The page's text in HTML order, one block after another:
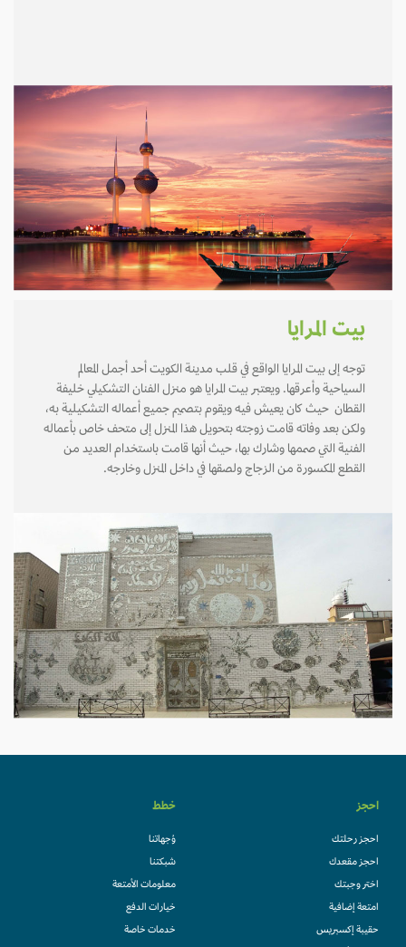
بيت المرايا
توجه إلى بيت المرايا الواقع في قلب مدينة الكويت أحد أجمل المعالم
السياحية وأعرقها. ويعتبر بيت المرايا هو منزل الفنان التشكيلي خليفة
القطان حيث كان يعيش فيه ويقوم بتصميم جميع أعماله التشكيلية به،
ولكن بعد وفاته قامت زوجته بتحويل هذا المنزل إلى متحف خاص بأعماله
الفنية التي صممها وشارك بها، حيث أنها قامت باستخدام العديد من
القطع المكسورة من الزجاج ولصقها في داخل المنزل وخارجه.
احجز
احجز رحلتك
احجز مقعدك
اختر وجبتك
امتعة إضافية
حقيبة إكسبريس
خطط
وُجهاتنا
شبكتنا
معلومات الأمتعة
خيارات الدفع
خدمات خاصة